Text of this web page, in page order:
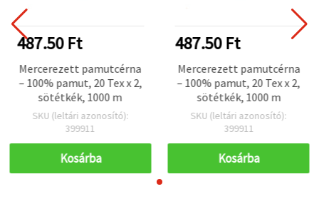
487.50 Ft
Mercerezett pamutcérna
– 100% pamut, 20 Tex x 2,
sötétkék, 1000 m
SKU (leltári azonosító):
399911
Kosárba
487.50 Ft
Mercerezett pamutcérna
– 100% pamut, 20 Tex x 2,
sötétkék, 1000 m
SKU (leltári azonosító):
399911
Kosárba